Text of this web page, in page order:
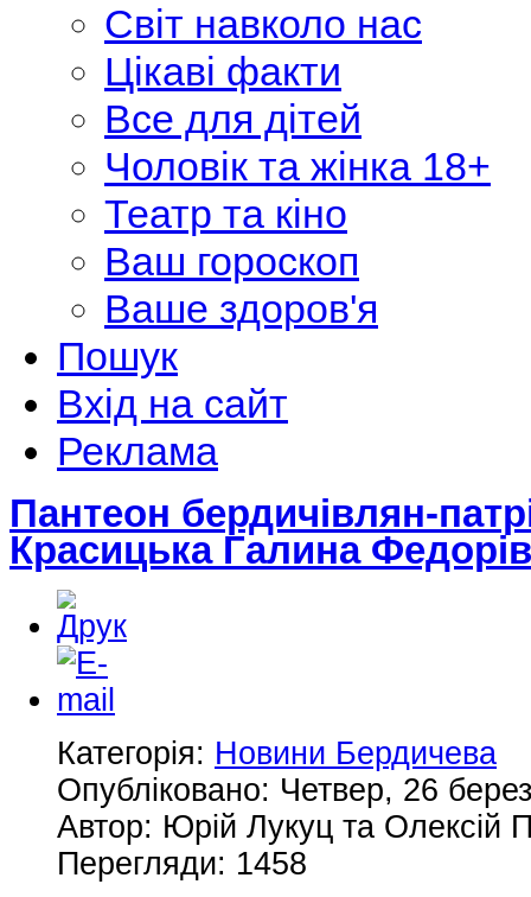
Світ навколо нас
Цікаві факти
Все для дітей
Чоловік та жінка 18+
Театр та кіно
Ваш гороскоп
Ваше здоров'я
Пошук
Вхід на сайт
Реклама
Пантеон бердичівлян-
Красицька Галина
Категорія: Новини Бердичева
Опубліковано: Четвер, 26
Автор: Юрій Лукуц та Олексій
Перегляди: 1458